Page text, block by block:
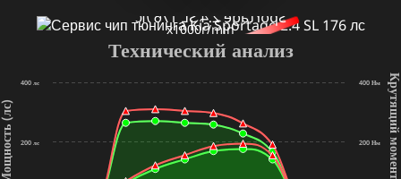
x1000r/min
(лс)
Технический анализ
200 лс
400 лс
200 Нм
400 Нм